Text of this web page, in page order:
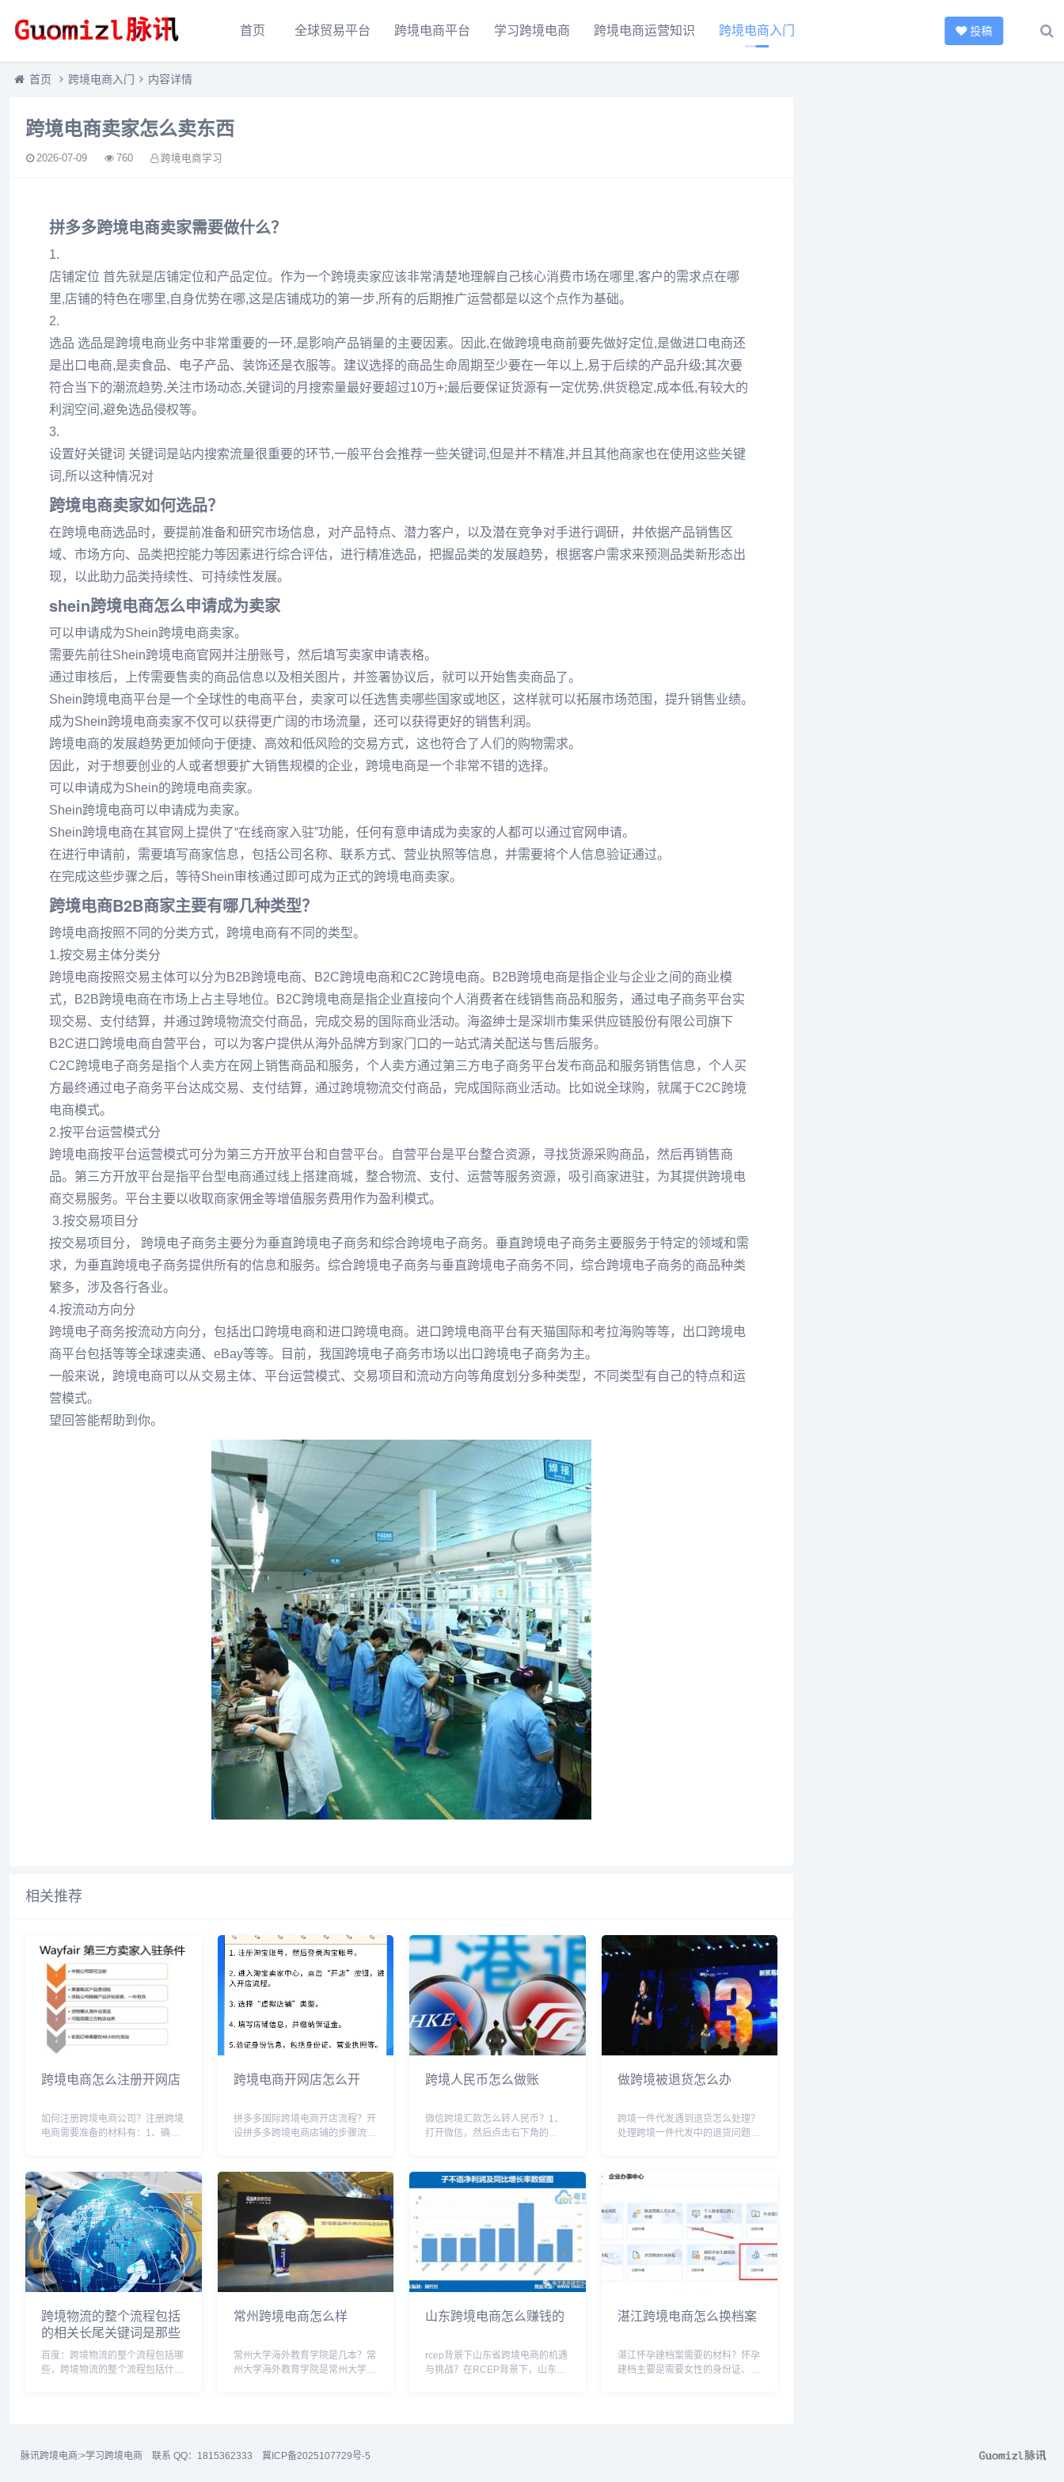
首页 全球贸易平台 跨境电商平台 学习跨境电商 跨境电商运营知识 跨境电商入门 投稿
首页 跨境电商入门 内容详情
跨境电商卖家怎么卖东西
2026-07-09 760 跨境电商学习
拼多多跨境电商卖家需要做什么？
1.
店铺定位 首先就是店铺定位和产品定位。作为一个跨境卖家应该非常清楚地理解自己核心消费市场在哪里,客户的需求点在哪
里,店铺的特色在哪里,自身优势在哪,这是店铺成功的第一步,所有的后期推广运营都是以这个点作为基础。
2.
选品 选品是跨境电商业务中非常重要的一环,是影响产品销量的主要因素。因此,在做跨境电商前要先做好定位,是做进口电商还
是出口电商,是卖食品、电子产品、装饰还是衣服等。建议选择的商品生命周期至少要在一年以上,易于后续的产品升级;其次要
符合当下的潮流趋势,关注市场动态,关键词的月搜索量最好要超过10万+;最后要保证货源有一定优势,供货稳定,成本低,有较大的
利润空间,避免选品侵权等。
3.
设置好关键词 关键词是站内搜索流量很重要的环节,一般平台会推荐一些关键词,但是并不精准,并且其他商家也在使用这些关键
词,所以这种情况对
跨境电商卖家如何选品？
在跨境电商选品时，要提前准备和研究市场信息，对产品特点、潜力客户，以及潜在竞争对手进行调研，并依据产品销售区
域、市场方向、品类把控能力等因素进行综合评估，进行精准选品，把握品类的发展趋势，根据客户需求来预测品类新形态出
现，以此助力品类持续性、可持续性发展。
shein跨境电商怎么申请成为卖家
可以申请成为Shein跨境电商卖家。
需要先前往Shein跨境电商官网并注册账号，然后填写卖家申请表格。
通过审核后，上传需要售卖的商品信息以及相关图片，并签署协议后，就可以开始售卖商品了。
Shein跨境电商平台是一个全球性的电商平台，卖家可以任选售卖哪些国家或地区，这样就可以拓展市场范围，提升销售业绩。
成为Shein跨境电商卖家不仅可以获得更广阔的市场流量，还可以获得更好的销售利润。
跨境电商的发展趋势更加倾向于便捷、高效和低风险的交易方式，这也符合了人们的购物需求。
因此，对于想要创业的人或者想要扩大销售规模的企业，跨境电商是一个非常不错的选择。
可以申请成为Shein的跨境电商卖家。
Shein跨境电商可以申请成为卖家。
Shein跨境电商在其官网上提供了“在线商家入驻”功能，任何有意申请成为卖家的人都可以通过官网申请。
在进行申请前，需要填写商家信息，包括公司名称、联系方式、营业执照等信息，并需要将个人信息验证通过。
在完成这些步骤之后，等待Shein审核通过即可成为正式的跨境电商卖家。
跨境电商B2B商家主要有哪几种类型？
跨境电商按照不同的分类方式，跨境电商有不同的类型。
1.按交易主体分类分
跨境电商按照交易主体可以分为B2B跨境电商、B2C跨境电商和C2C跨境电商。B2B跨境电商是指企业与企业之间的商业模
式，B2B跨境电商在市场上占主导地位。B2C跨境电商是指企业直接向个人消费者在线销售商品和服务，通过电子商务平台实
现交易、支付结算，并通过跨境物流交付商品，完成交易的国际商业活动。海盗绅士是深圳市集采供应链股份有限公司旗下
B2C进口跨境电商自营平台，可以为客户提供从海外品牌方到家门口的一站式清关配送与售后服务。
C2C跨境电子商务是指个人卖方在网上销售商品和服务，个人卖方通过第三方电子商务平台发布商品和服务销售信息，个人买
方最终通过电子商务平台达成交易、支付结算，通过跨境物流交付商品，完成国际商业活动。比如说全球购，就属于C2C跨境
电商模式。
2.按平台运营模式分
跨境电商按平台运营模式可分为第三方开放平台和自营平台。自营平台是平台整合资源，寻找货源采购商品，然后再销售商
品。第三方开放平台是指平台型电商通过线上搭建商城，整合物流、支付、运营等服务资源，吸引商家进驻，为其提供跨境电
商交易服务。平台主要以收取商家佣金等增值服务费用作为盈利模式。
3.按交易项目分
按交易项目分， 跨境电子商务主要分为垂直跨境电子商务和综合跨境电子商务。垂直跨境电子商务主要服务于特定的领域和需
求，为垂直跨境电子商务提供所有的信息和服务。综合跨境电子商务与垂直跨境电子商务不同，综合跨境电子商务的商品种类
繁多，涉及各行各业。
4.按流动方向分
跨境电子商务按流动方向分，包括出口跨境电商和进口跨境电商。进口跨境电商平台有天猫国际和考拉海购等等，出口跨境电
商平台包括等等全球速卖通、eBay等等。目前，我国跨境电子商务市场以出口跨境电子商务为主。
一般来说，跨境电商可以从交易主体、平台运营模式、交易项目和流动方向等角度划分多种类型，不同类型有自己的特点和运
营模式。
望回答能帮助到你。
相关推荐
跨境电商怎么注册开网店
如何注册跨境电商公司？注册跨境
电商需要准备的材料有：1、确定
东结构，可以法人独资，也可以多
人合伙。3、注册资本：现在注册
公司注册资本为认缴...
跨境电商开网店怎么开
拼多多国际跨境电商开店流程？开
设拼多多跨境电商店铺的步骤流程
平台的运营模式、政策规定以及平
台上的商品类别和竞争情况等。2.
注册拼多多账号...
跨境人民币怎么做账
微信跨境汇款怎么转人民币？1、
打开微信，然后点击右下角的
会看到“钱包”和“转账”两个功能，
点击转账即可进入到“微信通讯
做跨境被退货怎么办
跨境一件代发遇到退货怎么处理？
处理跨境一件代发中的退货问题
满意度等。以下是一些关键步骤和
&n...
跨境物流的整个流程包括
的相关长尾关键词是那些
百度：跨境物流的整个流程包括哪
些，跨境物流的整个流程包括什
常州跨境电商怎么样
常州大学海外教育学院是几本？常
州大学海外教育学院是常州大学的
山东跨境电商怎么赚钱的
rcep背景下山东省跨境电商的机遇
与挑战？在RCEP背景下，山东省
湛江跨境电商怎么换档案
湛江怀孕建档案需要的材料？怀孕
建档主要是需要女性的身份证、户
脉讯跨境电商:>学习跨境电商 联系 QQ：1815362333 冀ICP备2025107729号-5